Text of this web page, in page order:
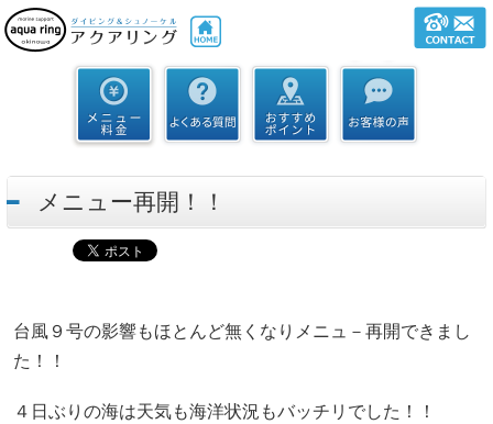
メニュー再開！！
台風９号の影響もほとんど無くなりメニュ－再開できまし
た！！
４日ぶりの海は天気も海洋状況もバッチリでした！！